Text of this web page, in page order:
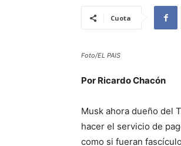
Cuota
Foto/EL PAIS
Por Ricardo Chacón
Musk ahora dueño del
hacer el servicio de
como si fueran